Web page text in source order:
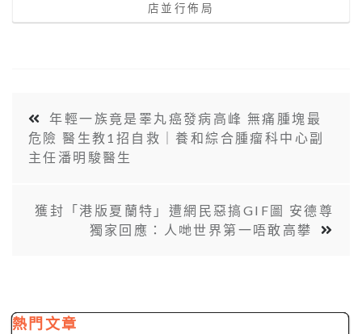
店並行佈局
年輕一族竟是睪丸癌發病高峰 無痛腫塊最
危險 醫生教1招自救｜養和綜合腫瘤科中心副
主任潘明駿醫生
獲封「港版夏蘭特」遭網民惡搞GIF圖 安德尊
獨家回應：人哋世界第一唔敢高攀
熱門文章